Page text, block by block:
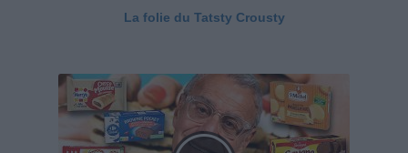
La folie du Tatsty Crousty